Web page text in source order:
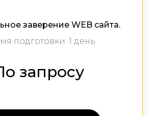
заверение WEB сайта.
подготовки: 1 день
запросу